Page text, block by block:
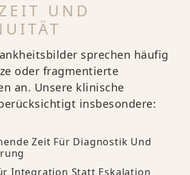
UND
sprechen häufig
oder fragmentierte
an. Unsere klinische
insbesondere:
Zeit Für Diagnostik Und
Integration Statt Eskalation